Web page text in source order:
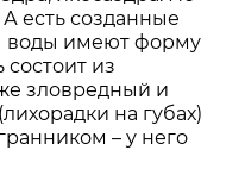
есть созданные
воды имеют форму
состоит из
зловредный и
на губах)
– у него